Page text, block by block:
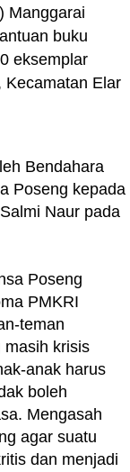
Manggarai
buku
eksemplar
Kecamatan Elar
Bendahara
Poseng kepada
Naur pada
Poseng
PMKRI
teman
masih krisis
anak harus
boleh
Mengasah
agar suatu
dan menjadi